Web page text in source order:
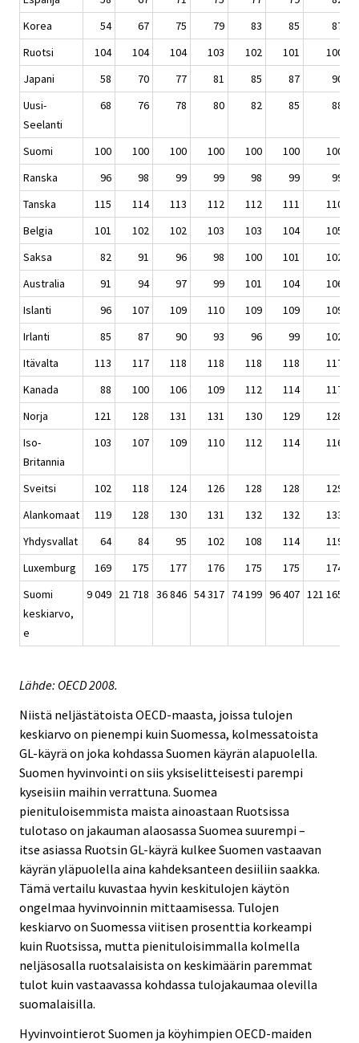
Korea
54 67 75 79 83 85
87
Ruotsi
104 104 104 103 102 101
100
Japani
58 70 77 81 85 87
90
Uusi-
Seelanti
68 76 78 80 82 85 88
Suomi 100 100 100 100 100 100
100
Ranska
96 98 99 99 98 99
99
Tanska
115 114 113 112 112 111
110
Belgia
101 102 102 103 103 104
105
Saksa
82 91 96 98 100 101
102
Australia
91 94 97 99 101 104
106
Islanti
96 107 109 110 109 109
109
Irlanti
85 87 90 93 96 99
102
Itävalta
113 117 118 118 118 118
117
Kanada
88 100 106 109 112 114
117
Norja
121 128 131 131 130 129
128
Iso-
Britannia
103 107 109 110 112 114 116
Sveitsi 102 118 124 126 128 128
129
Alankomaat
119 128 130 131 132 132
133
Yhdysvallat
64 84 95 102 108 114
119
Luxemburg
169 175 177 176 175 175
174
Suomi
keskiarvo,
e
9 049 21 718 36 846 54 317 74 199 96 407 121 165
Lähde: OECD 2008.
Niistä neljästätoista OECD-maasta, joissa tulojen
keskiarvo on pienempi kuin Suomessa, kolmessatoista
GL-käyrä on joka kohdassa Suomen käyrän alapuolella.
Suomen hyvinvointi on siis yksiselitteisesti parempi
kyseisiin maihin verrattuna. Suomea
pienituloisemmista maista ainoastaan Ruotsissa
tulotaso on jakauman alaosassa Suomea suurempi –
itse asiassa Ruotsin GL-käyrä kulkee Suomen vastaavan
käyrän yläpuolella aina kahdeksanteen desiiliin saakka.
Tämä vertailu kuvastaa hyvin keskitulojen käytön
ongelmaa hyvinvoinnin mittaamisessa. Tulojen
keskiarvo on Suomessa viitisen prosenttia korkeampi
kuin Ruotsissa, mutta pienituloisimmalla kolmella
neljäsosalla ruotsalaisista on keskimäärin paremmat
tulot kuin vastaavassa kohdassa tulojakaumaa olevilla
suomalaisilla.
Hyvinvointierot Suomen ja köyhimpien OECD-maiden